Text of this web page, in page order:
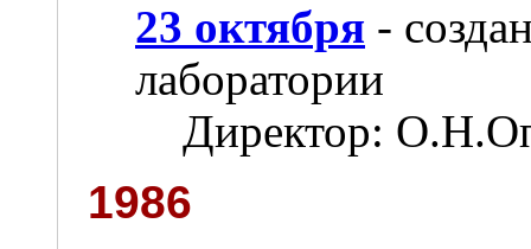
23 октября -
лаборатории
Директор:
1986